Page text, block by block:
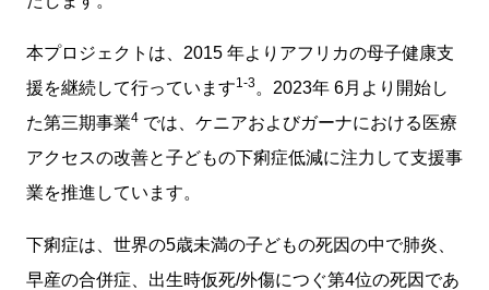
本プロジェクトは、2015 年よりアフリカの母子健康支
援を継続して行っています1-3。2023年 6月より開始し
た第三期事業4 では、ケニアおよびガーナにおける医療
アクセスの改善と子どもの下痢症低減に注力して支援事
業を推進しています。
下痢症は、世界の5歳未満の子どもの死因の中で肺炎、
早産の合併症、出生時仮死/外傷につぐ第4位の死因であ